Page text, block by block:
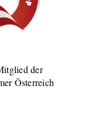
der
Österreich